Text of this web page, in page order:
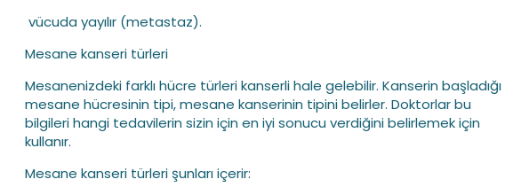
vücuda yayılır (metastaz).
Mesane kanseri türleri
Mesanenizdeki farklı hücre türleri kanserli hale gelebilir. Kanserin başladığı
mesane hücresinin tipi, mesane kanserinin tipini belirler. Doktorlar bu
bilgileri hangi tedavilerin sizin için en iyi sonucu verdiğini belirlemek için
kullanır.
Mesane kanseri türleri şunları içerir: